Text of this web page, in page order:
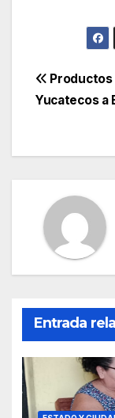
Productos
Yucatecos a
Entrada